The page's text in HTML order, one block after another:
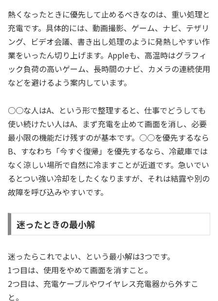
熱くなったときに優先して止めるべきなのは、重い処理と
充電です。具体的には、動画撮影、ゲーム、ナビ、テザリ
ング、ビデオ会議、書き出し処理のように発熱しやすい作
業をいったん切り上げます。Appleも、高温時はグラフィ
ック負荷の高いゲーム、長時間のナビ、カメラの連続使用
などを避けるよう案内しています。
○○な人はA、という形で整理すると、仕事でどうしても
使い続けたい人はA、まず充電を止めて画面を消し、必要
最小限の機能だけ残すのが基本です。○○を優先するなら
B、すなわち「今すぐ復帰」を優先するなら、冷蔵庫では
なく涼しい場所で自然に冷ますことが近道です。急いでい
るとつい強い冷却をしたくなりますが、それは結露や別の
故障を呼び込みやすいです。
迷ったときの最小解
迷ったらこれでよい、という最小解は3つです。
1つ目は、使用をやめて画面を消すこと。
2つ目は、充電ケーブルやワイヤレス充電器から外すこ
と。